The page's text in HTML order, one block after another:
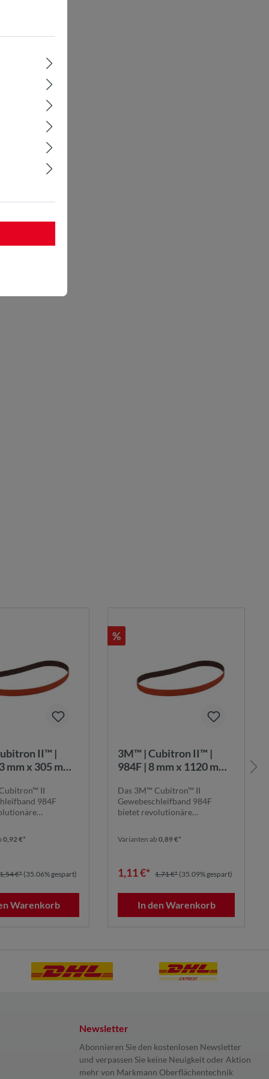
mm x 305 mm |
|
II
984F
0,92 €*
1,54 €*(35.06% gespart)
Warenkorb
%
3M™ | Cubitron II™ |
984F | 8 mm x 1120 mm |
Gewebeschleifband |
7100044211
Das 3M™ Cubitron™ II
Gewebeschleifband 984F
bietet revolutionäre
Varianten ab 0,89 €*
1,11 €* 1,71 €* (35.09% gespart)
In den Warenkorb
Newsletter
Abonnieren Sie den kostenlosen Newsletter
und verpassen Sie keine Neuigkeit oder Aktion
mehr von Markmann Oberflächentechnik